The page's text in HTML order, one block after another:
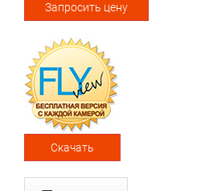
Запросить цену
Скачать